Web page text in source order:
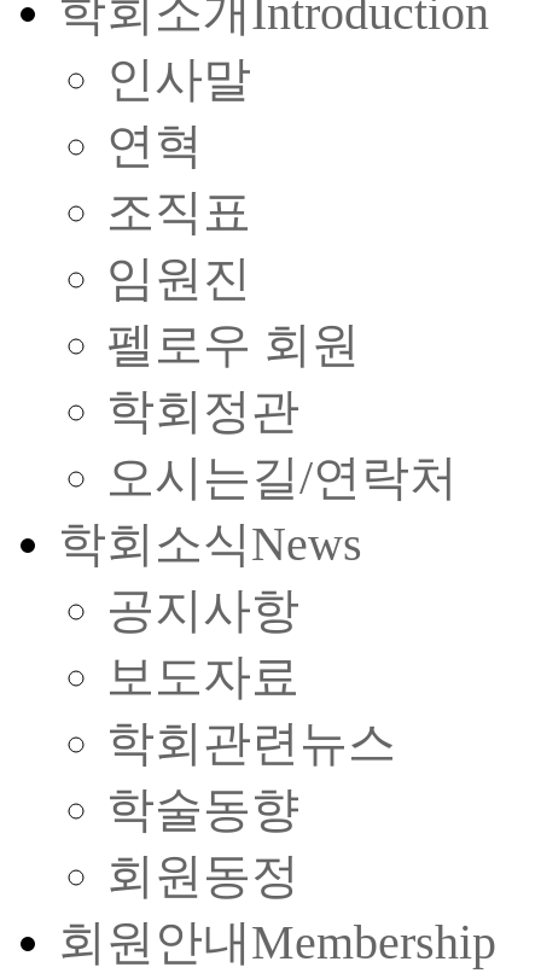
학회소개Introduction
인사말
연혁
조직표
임원진
펠로우 회원
학회정관
오시는길/연락처
학회소식News
공지사항
보도자료
학회관련뉴스
학술동향
회원동정
회원안내Membership